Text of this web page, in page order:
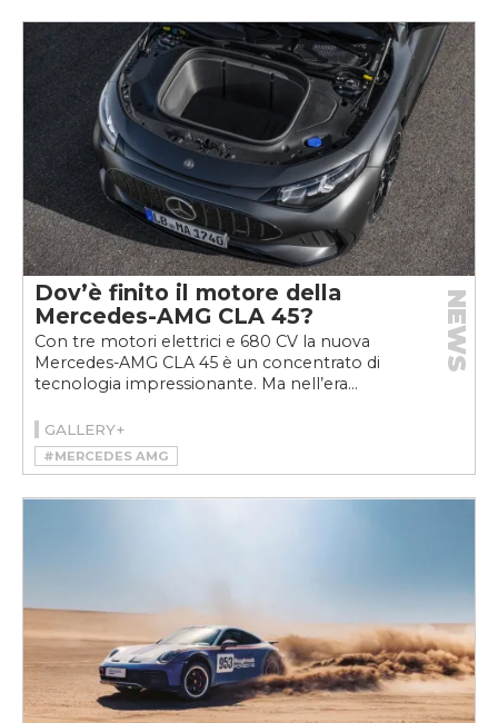
Dov’è finito il motore della
Mercedes-AMG CLA 45?
Con tre motori elettrici e 680 CV la nuova
Mercedes-AMG CLA 45 è un concentrato di
tecnologia impressionante. Ma nell’era...
NEWS
GALLERY+
#MERCEDES AMG
#MERCEDES-AMG CLA 45 4MATIC+